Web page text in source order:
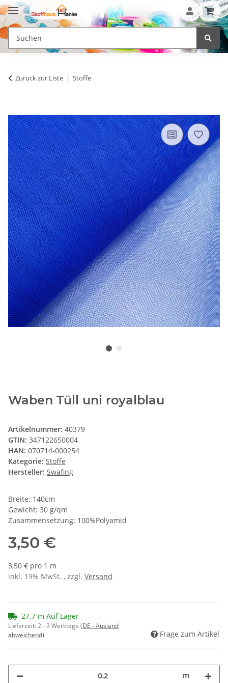
Zurück zur Liste Stoffe
Waben Tüll uni royalblau
Artikelnummer: 40379
GTIN: 347122650004
HAN: 070714-000254
Kategorie: Stoffe
Hersteller: Swafing
Breite: 140cm
Gewicht: 30 g/qm
Zusammensetzung: 100%Polyamid
3,50 €
3,50 € pro 1 m
inkl. 19% MwSt. , zzgl. Versand
27.7 m Auf Lager
Lieferzeit:2 - 3 Werktage (DE - Ausland
abweichend)
Frage zum Artikel
m